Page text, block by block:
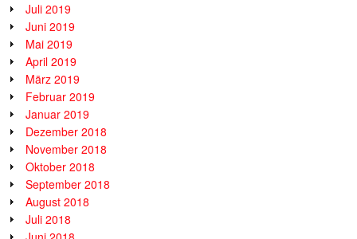
Juli 2019
Juni 2019
Mai 2019
April 2019
März 2019
Februar 2019
Januar 2019
Dezember 2018
November 2018
Oktober 2018
September 2018
August 2018
Juli 2018